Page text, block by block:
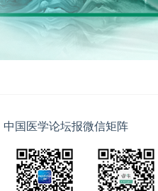
中国医学论坛报微信矩阵